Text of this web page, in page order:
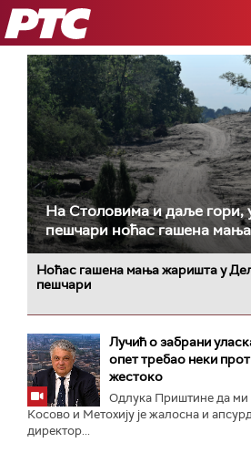
РТС
На Столовима и даље гори,
пешчари ноћас гашена
Ноћас гашена мања жаришта у
пешчари
Лучић о забрани
опет требао неки
жестоко
Одлука Приштине да ми
Косово и Метохију је жалосна и
директор...